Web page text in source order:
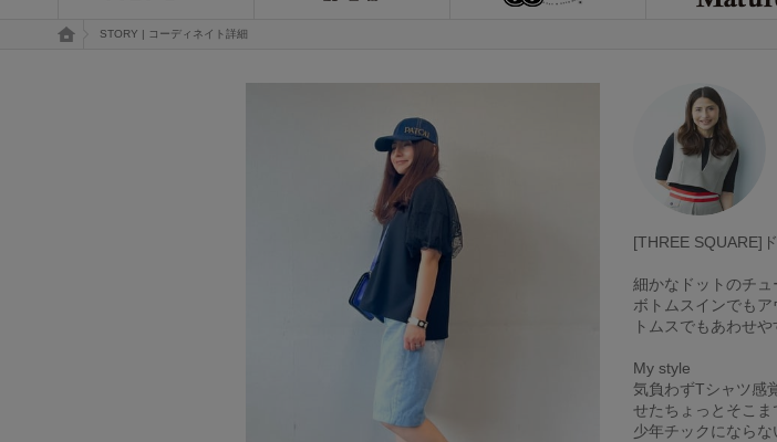
トップページ
STORY | コーディネイト詳細
[THREE SQUARE]
細かなドットのチュ
ボトムスインでも
トムスでもあわせや
My style
気負わずTシャツ感
せたちょっとそこま
少年チックにならな